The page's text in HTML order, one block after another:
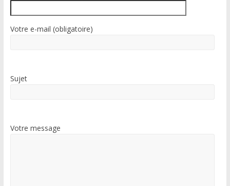
Votre e-mail (obligatoire)
Sujet
Votre message